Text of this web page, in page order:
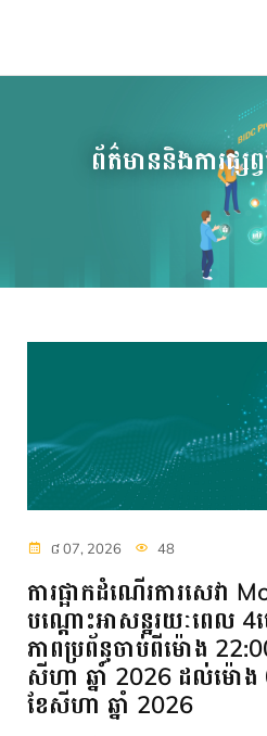
ព័ត៌មាននិងការផ្ស
៨ 07, 2026 48
ការផ្អាកដំណើរការសេវា
បណ្តោះអាសន្នរយៈពេល 4ម៉ោ
ភាពប្រព័ន្ធចាប់ពីម៉ោង
សីហា ឆ្នាំ 2026 ដល់ម៉ោង
ខែសីហា ឆ្នាំ 2026